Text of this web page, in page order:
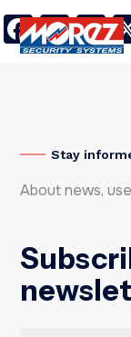
Stay
About news,